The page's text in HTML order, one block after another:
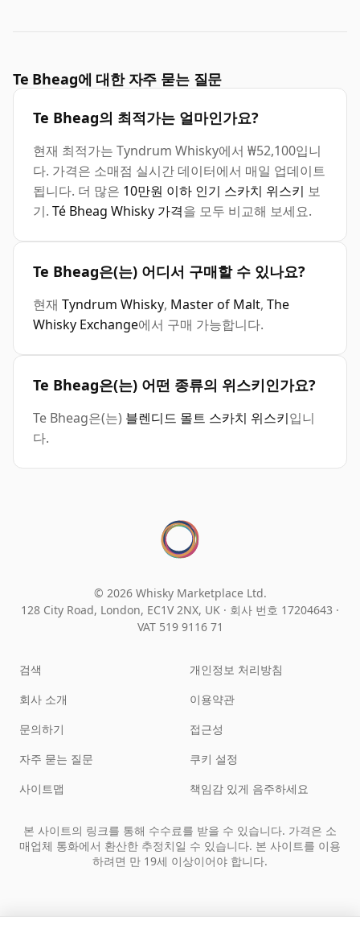
Te Bheag에 대한 자주 묻는 질문
Te Bheag의 최적가는 얼마인가요?
현재 최적가는 Tyndrum Whisky에서 ₩52,100입니
다. 가격은 소매점 실시간 데이터에서 매일 업데이트
됩니다. 더 많은 10만원 이하 인기 스카치 위스키 보
기. Té Bheag Whisky 가격을 모두 비교해 보세요.
Te Bheag은(는) 어디서 구매할 수 있나요?
현재 Tyndrum Whisky, Master of Malt, The
Whisky Exchange에서 구매 가능합니다.
Te Bheag은(는) 어떤 종류의 위스키인가요?
Te Bheag은(는) 블렌디드 몰트 스카치 위스키입니
다.
© 2026 Whisky Marketplace Ltd.
128 City Road, London, EC1V 2NX, UK · 회사 번호 17204643 ·
VAT 519 9116 71
검색
회사 소개
문의하기
자주 묻는 질문
사이트맵
개인정보 처리방침
이용약관
접근성
쿠키 설정
책임감 있게 음주하세요
본 사이트의 링크를 통해 수수료를 받을 수 있습니다. 가격은 소
매업체 통화에서 환산한 추정치일 수 있습니다. 본 사이트를 이용
하려면 만 19세 이상이어야 합니다.